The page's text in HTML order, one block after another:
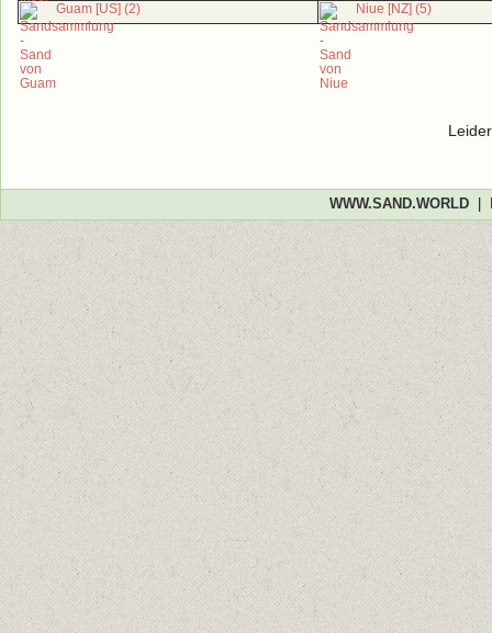
Guam [US] (2)
Niue [NZ] (5)
WWW.SAND.WORLD|